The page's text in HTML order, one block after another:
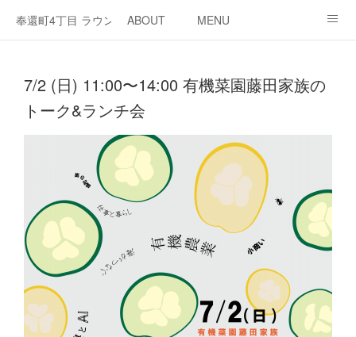
奉還町4丁目 ラウンジ・カド
ABOUT MENU
7/2 (日) 11:00〜14:00 有機菜園藤田家族の
トーク&ランチ会